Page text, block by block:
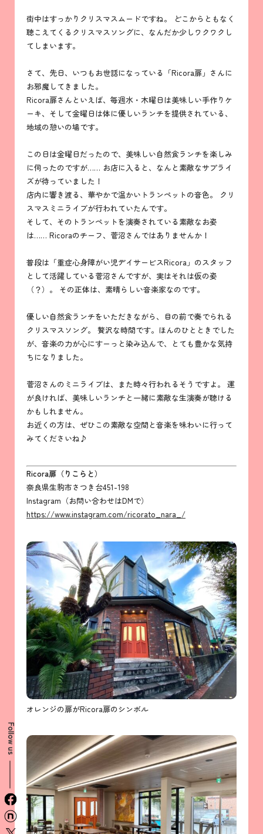
Follow us
facebook
街中はすっかりクリスマスムードですね。 どこからともなく
聴こえてくるクリスマスソングに、なんだか少しワクワクし
てしまいます。
さて、先日、いつもお世話になっている「Ricora扉」さんに
お邪魔してきました。
Ricora扉さんといえば、毎週水・木曜日は美味しい手作りケ
ーキ、そして金曜日は体に優しいランチを提供されている、
地域の憩いの場です。
この日は金曜日だったので、美味しい自然食ランチを楽しみ
に伺ったのですが…… お店に入ると、なんと素敵なサプライ
ズが待っていました！
店内に響き渡る、華やかで温かいトランペットの音色。 クリ
スマスミニライブが行われていたんです。
そして、そのトランペットを演奏されている素敵なお姿
は…… Ricoraのチーフ、菅沼さんではありませんか！
普段は「重症心身障がい児デイサービスRicora」のスタッフ
として活躍している菅沼さんですが、実はそれは仮の姿
（？）。 その正体は、素晴らしい音楽家なのです。
優しい自然食ランチをいただきながら、目の前で奏でられる
クリスマスソング。 贅沢な時間です。ほんのひとときでした
が、音楽の力が心にすーっと染み込んで、とても豊かな気持
ちになりました。
菅沼さんのミニライブは、また時々行われるそうですよ。 運
が良ければ、美味しいランチと一緒に素敵な生演奏が聴ける
かもしれません。
お近くの方は、ぜひこの素敵な空間と音楽を味わいに行って
みてくださいね♪
Ricora扉（りこらと）
奈良県生駒市さつき台451-198
Instagram（お問い合わせはDMで）
https://www.instagram.com/ricorato_nara_/
オレンジの扉がRicora扉のシンボル